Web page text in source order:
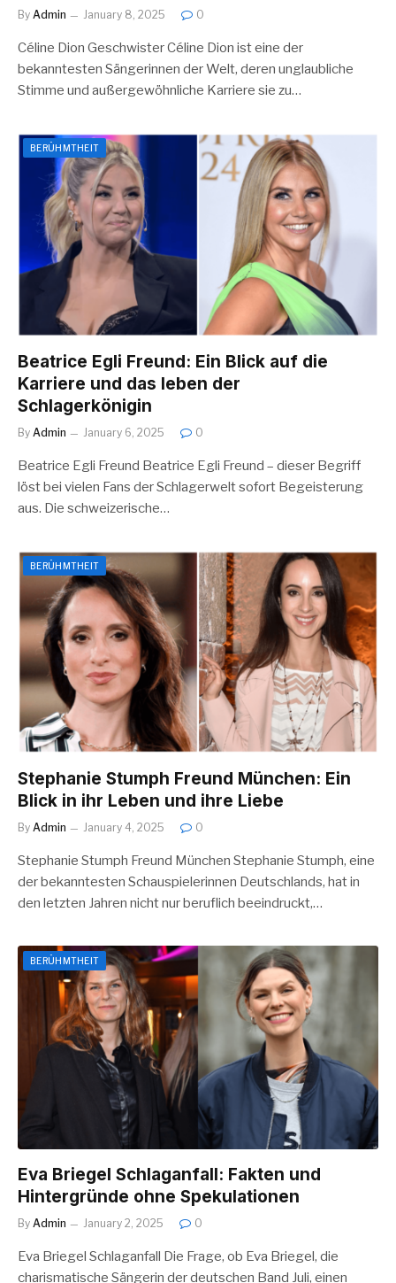
By Admin January 8, 2025 0
Céline Dion Geschwister Céline Dion ist eine der
bekanntesten Sängerinnen der Welt, deren unglaubliche
Stimme und außergewöhnliche Karriere sie zu…
BERÜHMTHEIT
Beatrice Egli Freund: Ein Blick auf die
Karriere und das leben der
Schlagerkönigin
By Admin January 6, 2025 0
Beatrice Egli Freund Beatrice Egli Freund – dieser Begriff
löst bei vielen Fans der Schlagerwelt sofort Begeisterung
aus. Die schweizerische…
BERÜHMTHEIT
Stephanie Stumph Freund München: Ein
Blick in ihr Leben und ihre Liebe
By Admin January 4, 2025 0
Stephanie Stumph Freund München Stephanie Stumph, eine
der bekanntesten Schauspielerinnen Deutschlands, hat in
den letzten Jahren nicht nur beruflich beeindruckt,…
BERÜHMTHEIT
Eva Briegel Schlaganfall: Fakten und
Hintergründe ohne Spekulationen
By Admin January 2, 2025 0
Eva Briegel Schlaganfall Die Frage, ob Eva Briegel, die
charismatische Sängerin der deutschen Band Juli, einen